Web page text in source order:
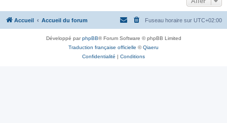
Accueil Accueil du forum Fuseau horaire sur UTC+02:00
Développé parphpBB® Forum Software © phpBB Limited
Traduction française officielle ©Qiaeru
Confidentialité | Conditions